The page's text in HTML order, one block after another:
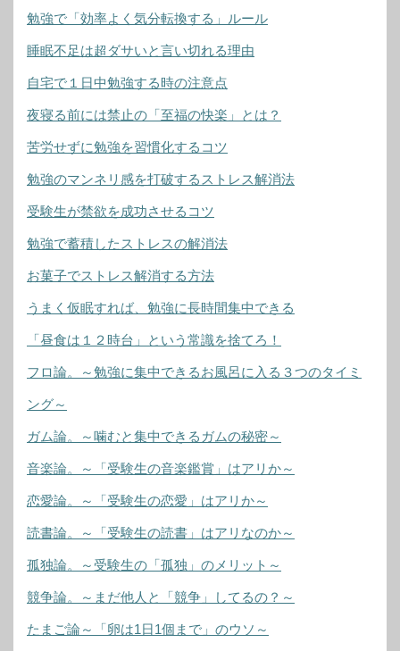
勉強で「効率よく気分転換する」ルール
睡眠不足は超ダサいと言い切れる理由
自宅で１日中勉強する時の注意点
夜寝る前には禁止の「至福の快楽」とは？
苦労せずに勉強を習慣化するコツ
勉強のマンネリ感を打破するストレス解消法
受験生が禁欲を成功させるコツ
勉強で蓄積したストレスの解消法
お菓子でストレス解消する方法
うまく仮眠すれば、勉強に長時間集中できる
「昼食は１２時台」という常識を捨てろ！
フロ論。～勉強に集中できるお風呂に入る３つのタイミ
ング～
ガム論。～噛むと集中できるガムの秘密～
音楽論。～「受験生の音楽鑑賞」はアリか～
恋愛論。～「受験生の恋愛」はアリか～
読書論。～「受験生の読書」はアリなのか～
孤独論。～受験生の「孤独」のメリット～
競争論。～まだ他人と「競争」してるの？～
たまご論～「卵は1日1個まで」のウソ～